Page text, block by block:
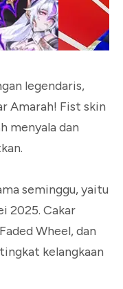
legendaris,
Amarah! Fist skin
menyala dan
seminggu, yaitu
2025. Cakar
Wheel, dan
kelangkaan